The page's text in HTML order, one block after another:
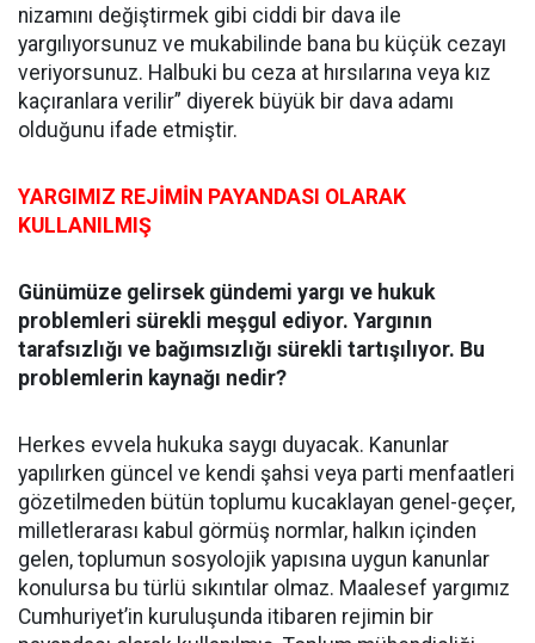
nizamını değiştirmek gibi ciddi bir dava ile
yargılıyorsunuz ve mukabilinde bana bu küçük cezayı
veriyorsunuz. Halbuki bu ceza at hırsılarına veya kız
kaçıranlara verilir” diyerek büyük bir dava adamı
olduğunu ifade etmiştir.
YARGIMIZ REJİMİN PAYANDASI OLARAK
KULLANILMIŞ
Günümüze gelirsek gündemi yargı ve hukuk
problemleri sürekli meşgul ediyor. Yargının
tarafsızlığı ve bağımsızlığı sürekli tartışılıyor. Bu
problemlerin kaynağı nedir?
Herkes evvela hukuka saygı duyacak. Kanunlar
yapılırken güncel ve kendi şahsi veya parti menfaatleri
gözetilmeden bütün toplumu kucaklayan genel-geçer,
milletlerarası kabul görmüş normlar, halkın içinden
gelen, toplumun sosyolojik yapısına uygun kanunlar
konulursa bu türlü sıkıntılar olmaz. Maalesef yargımız
Cumhuriyet’in kuruluşunda itibaren rejimin bir